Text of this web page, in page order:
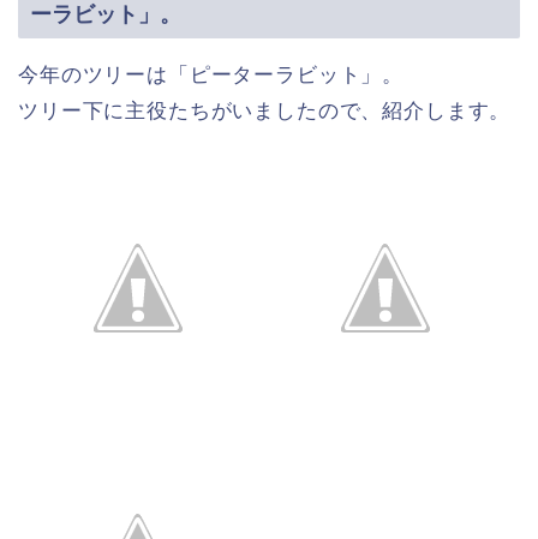
ーラビット」。
今年のツリーは「ピーターラビット」。
ツリー下に主役たちがいましたので、紹介します。